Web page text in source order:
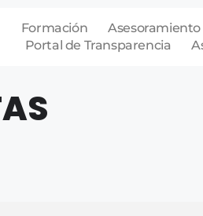
Formación Asesoramiento
Portal de Transparencia